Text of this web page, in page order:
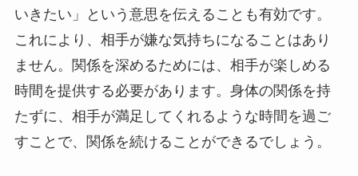
いきたい」という意思を伝えることも有効です。
これにより、相手が嫌な気持ちになることはあり
ません。関係を深めるためには、相手が楽しめる
時間を提供する必要があります。身体の関係を持
たずに、相手が満足してくれるような時間を過ご
すことで、関係を続けることができるでしょう。